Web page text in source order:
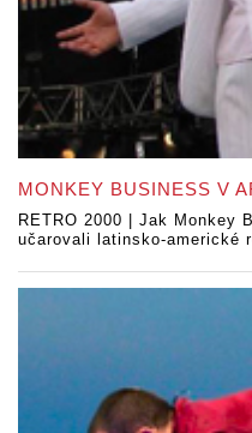
MONKEY BUSINESS V
RETRO 2000 | Jak Monkey
učarovali latinsko-americké